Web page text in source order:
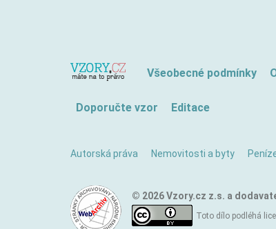
Všeobecné podmínky
Doporučte vzor Editace
Autorská práva Nemovitosti a byty
© 2026 Vzory.cz z.s. a
Toto dílo podléhá